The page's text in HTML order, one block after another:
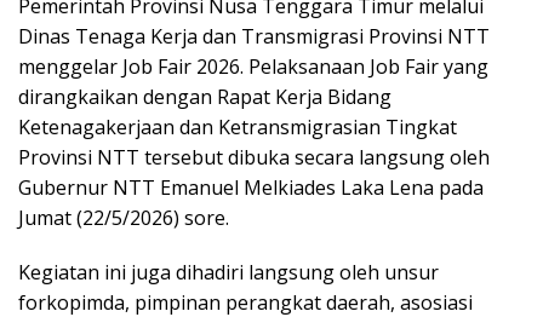
Pemerintah Provinsi Nusa Tenggara Timur melalui
Dinas Tenaga Kerja dan Transmigrasi Provinsi NTT
menggelar Job Fair 2026. Pelaksanaan Job Fair yang
dirangkaikan dengan Rapat Kerja Bidang
Ketenagakerjaan dan Ketransmigrasian Tingkat
Provinsi NTT tersebut dibuka secara langsung oleh
Gubernur NTT Emanuel Melkiades Laka Lena pada
Jumat (22/5/2026) sore.
Kegiatan ini juga dihadiri langsung oleh unsur
forkopimda, pimpinan perangkat daerah, asosiasi